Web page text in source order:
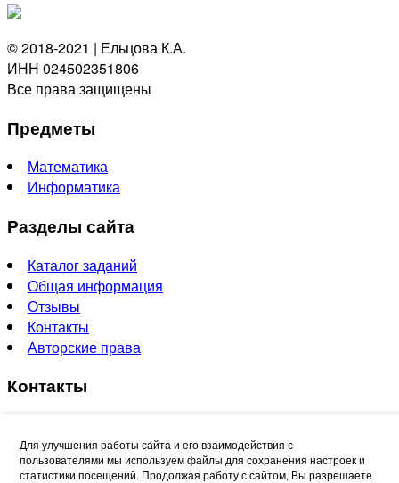
© 2018-2021 | Ельцова К.А.
ИНН 024502351806
Все права защищены
Предметы
Математика
Информатика
Разделы сайта
Каталог заданий
Общая информация
Отзывы
Контакты
Авторские права
Контакты
Способы оплаты
Для улучшения работы сайта и его взаимодействия с
пользователями мы используем файлы для сохранения настроек и
статистики посещений. Продолжая работу с сайтом, Вы разрешаете